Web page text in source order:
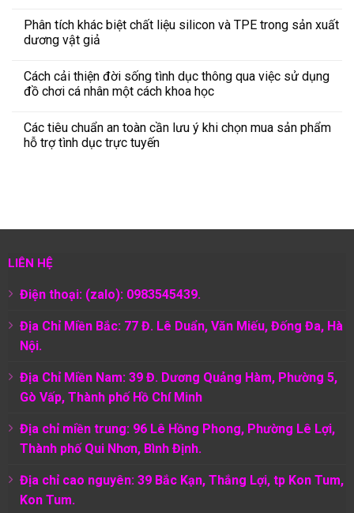
Phân tích khác biệt chất liệu silicon và TPE trong sản xuất
dương vật giả
Cách cải thiện đời sống tình dục thông qua việc sử dụng
đồ chơi cá nhân một cách khoa học
Các tiêu chuẩn an toàn cần lưu ý khi chọn mua sản phẩm
hỗ trợ tình dục trực tuyến
LIÊN HỆ
Điện thoại: (zalo): 0983545439.
Địa Chỉ Miền Bắc: 77 Đ. Lê Duẩn, Văn Miếu, Đống Đa, Hà
Nội.
Địa Chỉ Miền Nam: 39 Đ. Dương Quảng Hàm, Phường 5,
Gò Vấp, Thành phố Hồ Chí Minh
Địa chỉ miền trung: 96 Lê Hồng Phong, Phường Lê Lợi,
Thành phố Qui Nhơn, Bình Định.
Địa chỉ cao nguyên: 39 Bắc Kạn, Thắng Lợi, tp Kon Tum,
Kon Tum.